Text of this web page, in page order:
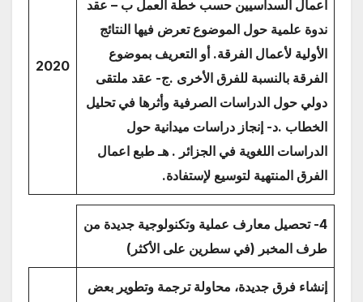
أعمال السداسيين حسب خطة العمل ب – عقد
ندوة علمية حول الموضوع تعرض فيها النتائج
الأولية لأعمال الفرقة. أو التعريف بموضوع
الفرقة بالنسبة للفرق الأخرى .ج- عقد ملتقى
دولي حول الدراسات الصرفية وأثرها في تحليل
الخطاب .د- إنجاز دراسات ميدانية حول
الدراسات اللغوية في الجزائر . هـ طبع اعمال
الفرق المنتهية لتوسيع لإستفادة.
2020
4- تحصيل معارف عملية وتكنولوجية جديدة من
طرف المخبر (في سطرين على الأكثر)
إنشاء فرق جديدة، محاولة ترجمة وتطوير بعض